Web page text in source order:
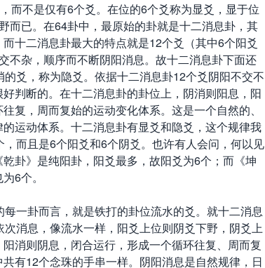
不是仅有6个爻。在位的6个爻称为显爻，显于位
而已。在64卦中，最原始的卦就是十二消息卦，其
十二消息卦最大的特点就是12个爻（其中6个阳爻
不杂，顺序而不断阴阳消息。故十二消息卦下面还
爻，称为隐爻。依据十二消息卦12个爻阴阳不交不
判断的。在十二消息卦的卦位上，阴消则阳息，阳
复，周而复始的运动变化体系。这是一个自然的、
运动体系。十二消息卦有显爻和隐爻，这个规律我
而且是6个阳爻和6个阴爻。也许有人会问，何以见
卦》是纯阳卦，阳爻最多，故阳爻为6个；而《坤
6个。
一卦而言，就是铁打的卦位流水的爻。就十二消息
消息，像流水一样，阳爻上位则阴爻下野，阴爻上
消则阴息，闭合运行，形成一个循环往复、周而复
有12个念珠的手串一样。阴阳消息是自然规律，日